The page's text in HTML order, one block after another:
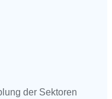
der Sektoren